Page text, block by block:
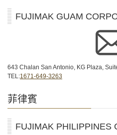
FUJIMAK GUAM
643 Chalan San Antonio, KG Plaza,
TEL:1671-649-3263
菲律賓
FUJIMAK PHILIPPINES